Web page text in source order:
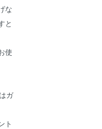
な
と
使
ガ
ト